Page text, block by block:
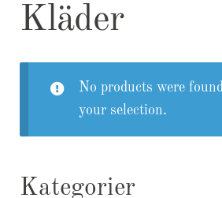
Kläder
No products were
your selection.
Kategorier